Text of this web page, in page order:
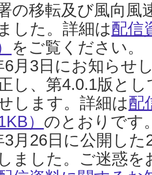
の移転及び風向風
した。詳細は配信
をご覧ください。
6月3日にお知らせ
し、第4.0.1版と
します。詳細は配
） のとおりです
3月26日に公開し
ました。ご迷惑